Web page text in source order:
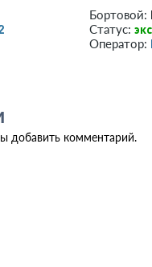
Бортовой:
Статус:
Оператор:
добавить комментарий.